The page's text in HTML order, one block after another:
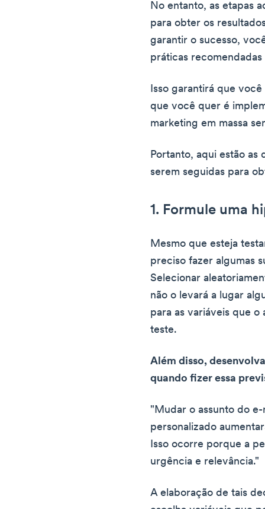
No entanto, as etapas
para obter os
garantir o sucesso,
práticas
Isso garantirá que
que você quer é
marketing em massa
Portanto, aqui estão as
serem seguidas para
1. Formule uma
Mesmo que esteja
preciso fazer algumas
Selecionar
não o levará a lugar
para as variáveis que
teste.
Além disso,
quando fizer essa
"Mudar o assunto do
personalizado
Isso ocorre porque a
urgência e relevância."
A elaboração de tais